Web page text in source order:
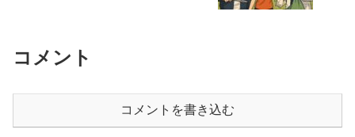
コメント
コメントを書き込む